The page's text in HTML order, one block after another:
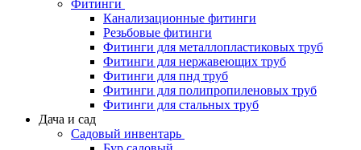
Фитинги
Канализационные фитинги
Резьбовые фитинги
Фитинги для металлопластиковых труб
Фитинги для нержавеющих труб
Фитинги для пнд труб
Фитинги для полипропиленовых труб
Фитинги для стальных труб
Дача и сад
Садовый инвентарь